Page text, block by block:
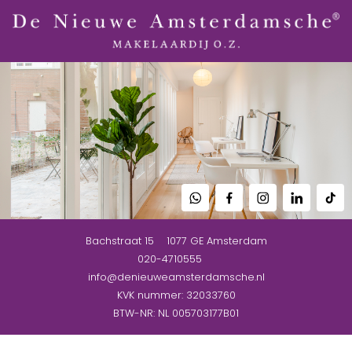
Bachstraat 15 1077 GE Amsterdam
020-4710555
info@denieuweamsterdamsche.nl
KVK nummer: 32033760
BTW-NR: NL 005703177B01